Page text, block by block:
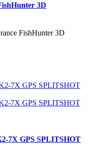
3D
FishHunter 3D
7X GPS SPLITSHOT